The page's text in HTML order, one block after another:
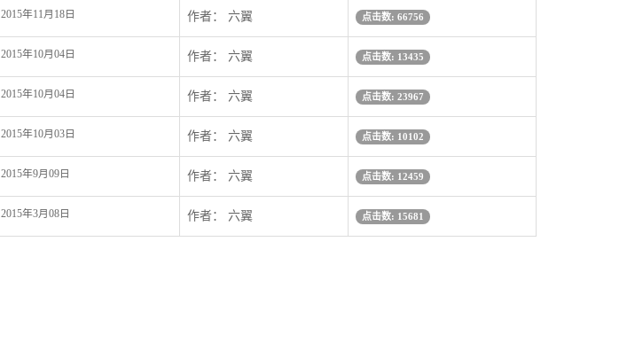
2015年11月18日 作者： 六翼 点击数: 66756
2015年10月04日 作者： 六翼 点击数: 13435
2015年10月04日 作者： 六翼 点击数: 23967
2015年10月03日 作者： 六翼 点击数: 10102
2015年9月09日 作者： 六翼 点击数: 12459
2015年3月08日 作者： 六翼 点击数: 15681